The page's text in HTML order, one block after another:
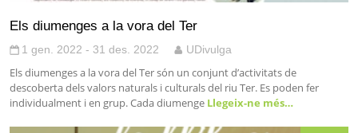
Els diumenges a la vora del Ter
1 gen. 2022 - 31 des. 2022 UDivulga
Els diumenges a la vora del Ter són un conjunt d’activitats de
descoberta dels valors naturals i culturals del riu Ter. Es poden fer
individualment i en grup. Cada diumenge Llegeix-ne més…